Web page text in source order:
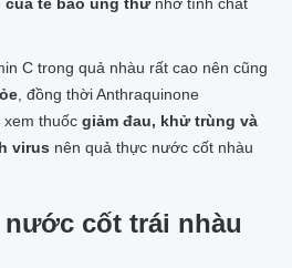
C trong quả nhàu rất cao nên cũng
, đồng thời Anthraquinone
thuốc giảm đau, khử trùng và
virus nên quả thực nước cốt nhàu
cốt trái nhàu